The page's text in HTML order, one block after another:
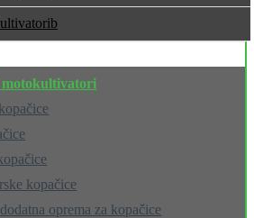
motokultivatori
kopačice
oprema za kopačice